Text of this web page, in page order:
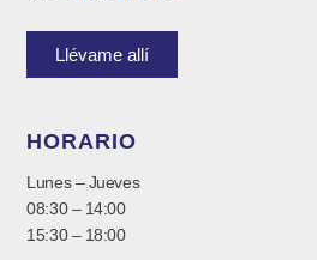
Llévame allí
HORARIO
Lunes – Jueves
08:30 – 14:00
15:30 – 18:00